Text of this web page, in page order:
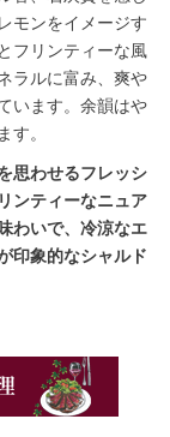
モンをイメージす
フリンティーな風
ラルに富み、爽や
います。余韻はや
す。
思わせるフレッシ
ンティーなニュア
わいで、冷涼なエ
印象的なシャルド